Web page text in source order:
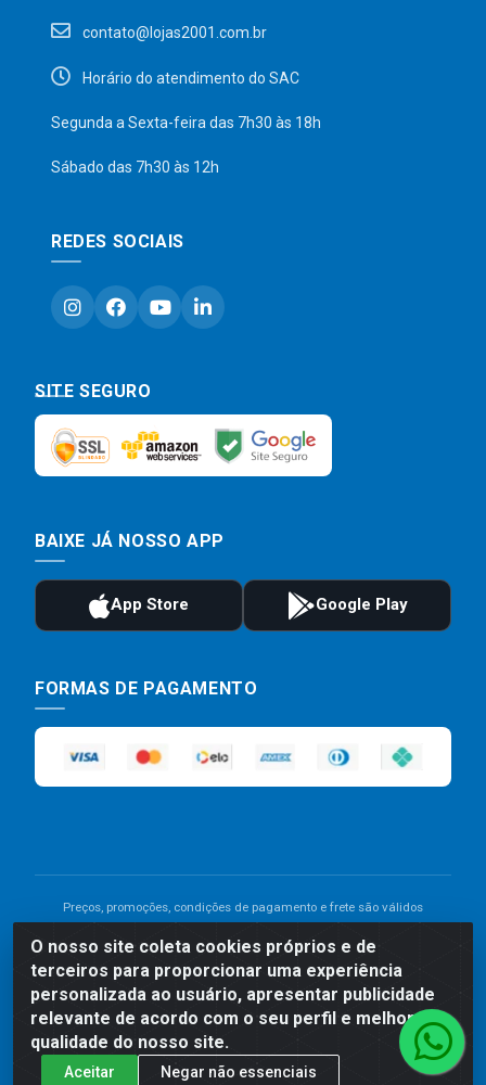
O nosso site coleta cookies próprios e de
terceiros para proporcionar uma experiência
personalizada ao usuário, apresentar publicidade
relevante de acordo com o seu perfil e melhorar a
qualidade do nosso site.
Aceitar Negar não essenciais
contato@lojas2001.com.br
Horário do atendimento do SAC
Segunda a Sexta-feira das 7h30 às 18h
Sábado das 7h30 às 12h
REDES SOCIAIS
SITE SEGURO
BAIXE JÁ NOSSO APP
FORMAS DE PAGAMENTO
Preços, promoções, condições de pagamento e frete são válidos
divergência de preço de um produto, será válido o preço que for
exibido no carrinho de compras do site no momento do pagamento.
As vendas estão sujeitas a análise e disponibilidade do estoque.
Imagens de produtos meramente ilustrativas.
Comercial de Construção 2001 LTDA - Av. Congresso
Eucarístico, 1179 - São José, Carpina - PE - CEP: 55811-